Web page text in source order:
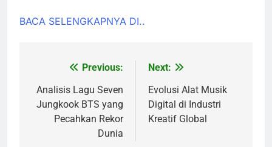
BACA SELENGKAPNYA DI..
navigation
Previous:
Analisis Lagu Seven
Jungkook BTS yang
Pecahkan Rekor
Dunia
Next:
Evolusi Alat Musik
Digital di Industri
Kreatif Global